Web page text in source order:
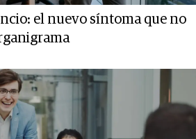
el nuevo síntoma que no